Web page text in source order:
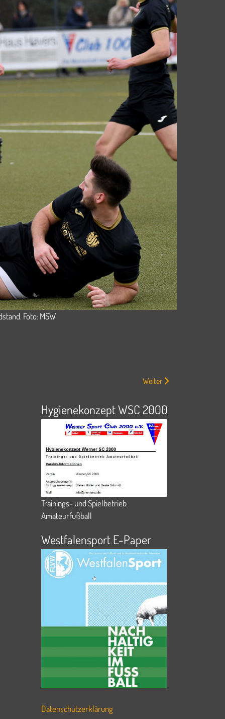
Foto: MSW
Nächster Beitrag: Werner
Weiter
Hygienekonzept WSC 2000
Trainings- und Spielbetrieb
Amateurfußball
Westfalensport E-Paper
Datenschutzerklärung